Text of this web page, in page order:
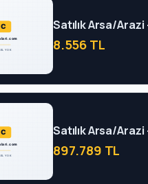
Satılık Arsa/
8.556 TL
Satılık Arsa/
897.789 TL